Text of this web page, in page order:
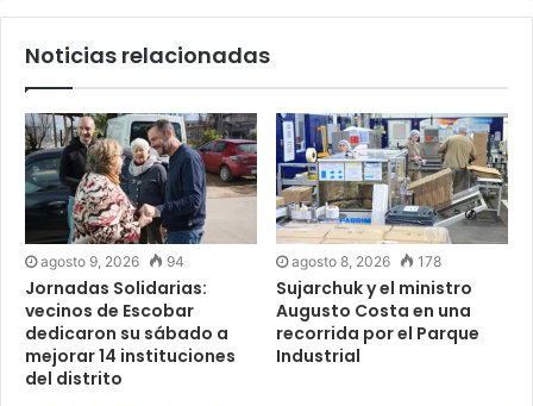
Noticias relacionadas
agosto 9, 2026 94
Jornadas Solidarias:
vecinos de Escobar
dedicaron su sábado a
mejorar 14 instituciones
del distrito
agosto 8, 2026 178
Sujarchuk y el ministro
Augusto Costa en una
recorrida por el Parque
Industrial